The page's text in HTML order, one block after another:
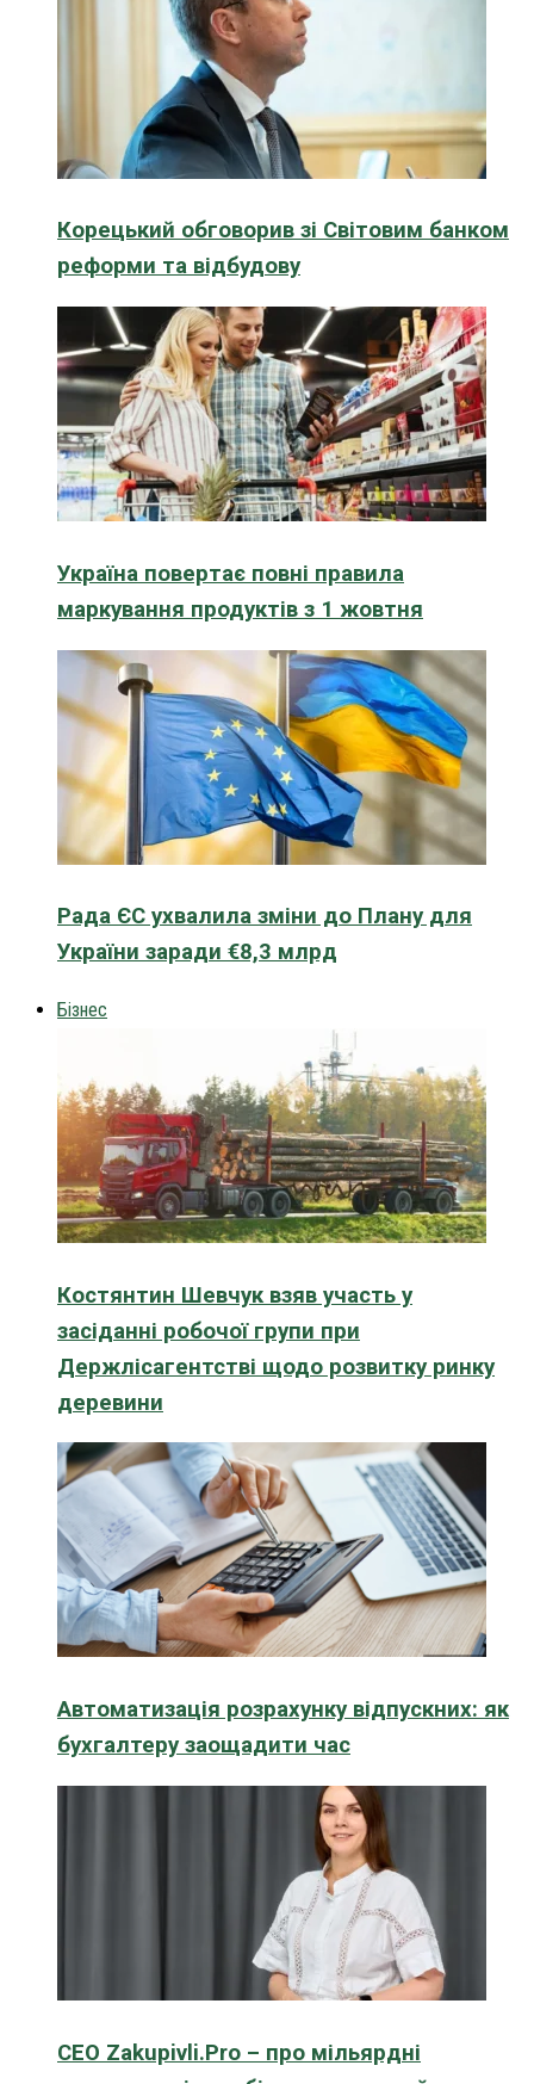
Корецький обговорив зі Світовим банком
реформи та відбудову
Україна повертає повні правила
маркування продуктів з 1 жовтня
Рада ЄС ухвалила зміни до Плану для
України заради €8,3 млрд
Бізнес
Костянтин Шевчук взяв участь у
засіданні робочої групи при
Держлісагентстві щодо розвитку ринку
деревини
Автоматизація розрахунку відпускних: як
бухгалтеру заощадити час
CEO Zakupivli.Pro – про мільярдні